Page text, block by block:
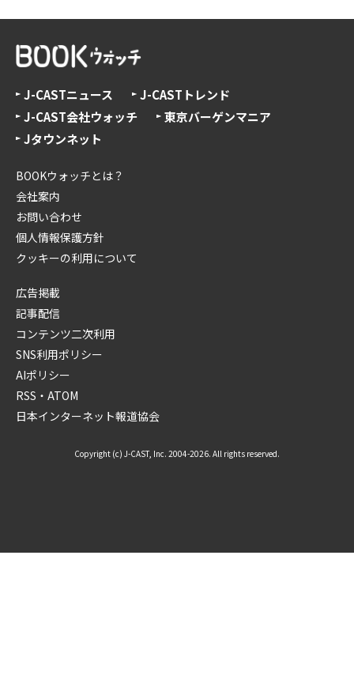
J-CASTニュース
J-CASTトレンド
J-CAST会社ウォッチ
東京バーゲンマニア
Jタウンネット
BOOKウォッチとは？
会社案内
お問い合わせ
個人情報保護方針
クッキーの利用について
広告掲載
記事配信
コンテンツ二次利用
SNS利用ポリシー
AIポリシー
RSS・ATOM
日本インターネット報道協会
Copyright (c) J-CAST, Inc. 2004-2026. All rights reserved.